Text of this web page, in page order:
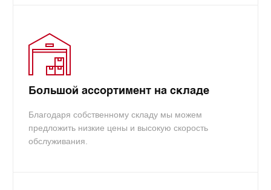
Большой ассортимент на складе
Благодаря собственному складу мы можем
предложить низкие цены и высокую скорость
обслуживания.